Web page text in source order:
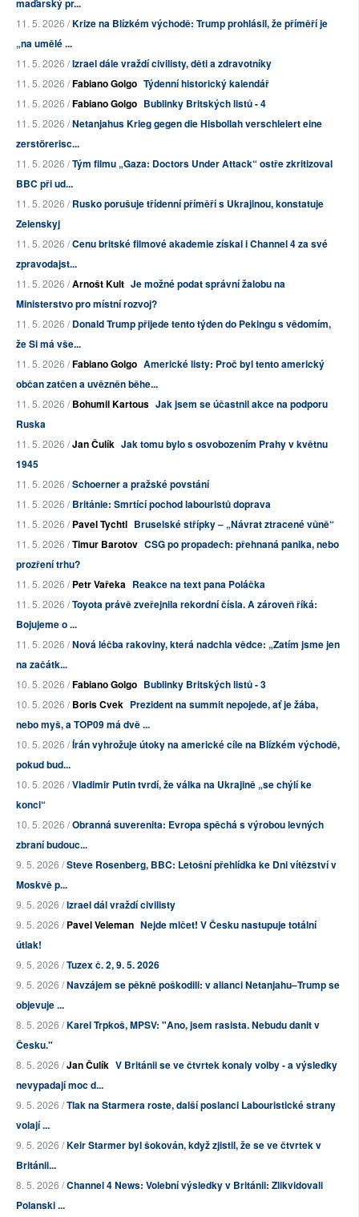
maďarský pr...
11. 5. 2026 /Krize na Blízkém východě: Trump prohlásil, že příměří je
„na umělé ...
11. 5. 2026 /Izrael dále vraždí civilisty, děti a zdravotníky
11. 5. 2026 /Fabiano Golgo Týdenní historický kalendář
11. 5. 2026 /Fabiano Golgo Bublinky Britských listů - 4
11. 5. 2026 /Netanjahus Krieg gegen die Hisbollah verschleiert eine
zerstörerisc...
11. 5. 2026 /Tým filmu „Gaza: Doctors Under Attack“ ostře zkritizoval
BBC při ud...
11. 5. 2026 /Rusko porušuje třídenní příměří s Ukrajinou, konstatuje
Zelenskyj
11. 5. 2026 /Cenu britské filmové akademie získal i Channel 4 za své
zpravodajst...
11. 5. 2026 /Arnošt Kult Je možné podat správní žalobu na
Ministerstvo pro místní rozvoj?
11. 5. 2026 /Donald Trump přijede tento týden do Pekingu s vědomím,
že Si má vše...
11. 5. 2026 /Fabiano Golgo Americké listy: Proč byl tento americký
občan zatčen a uvězněn běhe...
11. 5. 2026 /Bohumil Kartous Jak jsem se účastnil akce na podporu
Ruska
11. 5. 2026 /Jan Čulík Jak tomu bylo s osvobozením Prahy v květnu
1945
11. 5. 2026 /Schoerner a pražské povstání
11. 5. 2026 /Británie: Smrtící pochod labouristů doprava
11. 5. 2026 /Pavel Tychtl Bruselské střípky – „Návrat ztracené vůně“
11. 5. 2026 /Timur Barotov CSG po propadech: přehnaná panika, nebo
prozření trhu?
11. 5. 2026 /Petr Vařeka Reakce na text pana Poláčka
11. 5. 2026 /Toyota právě zveřejnila rekordní čísla. A zároveň říká:
Bojujeme o ...
11. 5. 2026 /Nová léčba rakoviny, která nadchla vědce: „Zatím jsme jen
na začátk...
10. 5. 2026 /Fabiano Golgo Bublinky Britských listů - 3
10. 5. 2026 /Boris Cvek Prezident na summit nepojede, ať je žába,
nebo myš, a TOP09 má dvě ...
10. 5. 2026 /Írán vyhrožuje útoky na americké cíle na Blízkém východě,
pokud bud...
10. 5. 2026 /Vladimir Putin tvrdí, že válka na Ukrajině „se chýlí ke
konci“
10. 5. 2026 /Obranná suverenita: Evropa spěchá s výrobou levných
zbraní budouc...
9. 5. 2026 /Steve Rosenberg, BBC: Letošní přehlídka ke Dni vítězství v
Moskvě p...
9. 5. 2026 /Izrael dál vraždí civilisty
9. 5. 2026 /Pavel Veleman Nejde mlčet! V Česku nastupuje totální
útlak!
9. 5. 2026 /Tuzex č. 2, 9. 5. 2026
9. 5. 2026 /Navzájem se pěkně poškodili: v alianci Netanjahu–Trump se
objevuje ...
8. 5. 2026 /Karel Trpkoš, MPSV: "Ano, jsem rasista. Nebudu danit v
Česku."
8. 5. 2026 /Jan Čulík V Británii se ve čtvrtek konaly volby - a výsledky
nevypadají moc d...
9. 5. 2026 /Tlak na Starmera roste, další poslanci Labouristické strany
volají ...
9. 5. 2026 /Keir Starmer byl šokován, když zjistil, že se ve čtvrtek v
Británii...
8. 5. 2026 /Channel 4 News: Volební výsledky v Británii: Zlikvidovali
Polanski ...